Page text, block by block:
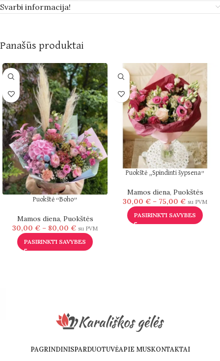
Svarbi informacija!
Panašūs produktai
Puokštė “Boho”
Mamos diena, Puokštės
30,00 € – 80,00 € su PVM
PASIRINKTI SAVYBES
Puokštė „Spindinti šypsena”
Mamos diena, Puokštės
30,00 € – 75,00 € su PVM
PASIRINKTI SAVYBES
PAGRINDINISPARDUOTUVĖAPIE MUSKONTAKTAI